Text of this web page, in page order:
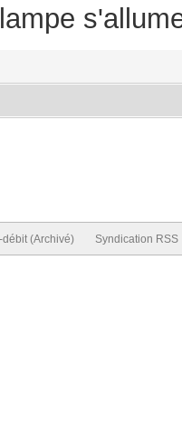
(Archivé) Syndication RSS